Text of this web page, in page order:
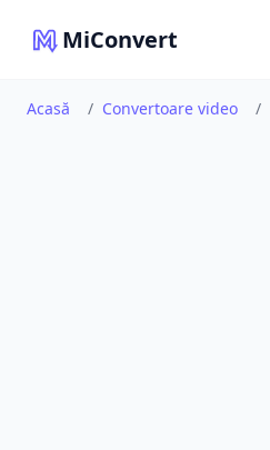
MiConvert
Acasă / Convertoare video /